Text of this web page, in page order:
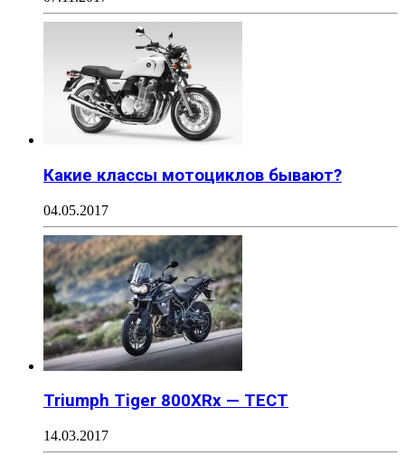
Какие классы мотоциклов бывают?
04.05.2017
Triumph Tiger 800XRx — ТЕСТ
14.03.2017